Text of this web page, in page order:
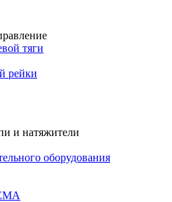
тяги
рейки
и натяжители
оборудования